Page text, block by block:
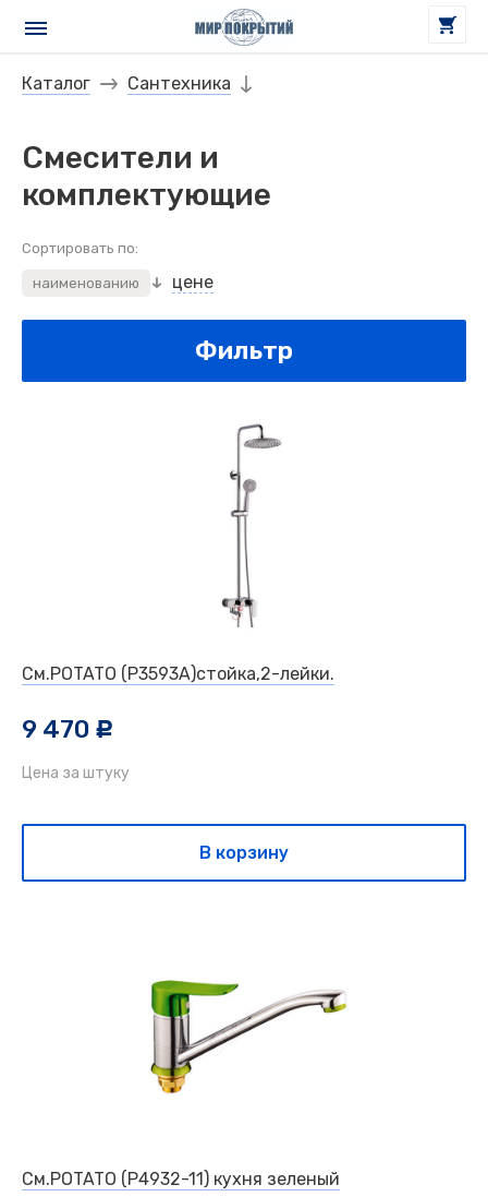
Каталог Сантехника
Смесители и
комплектующие
Сортировать по:
наименованию цене
Фильтр
См.POTATO (Р3593А)стойка,2-лейки.
9 470 c
Цена за штуку
В корзину
См.POTATO (Р4932-11) кухня зеленый